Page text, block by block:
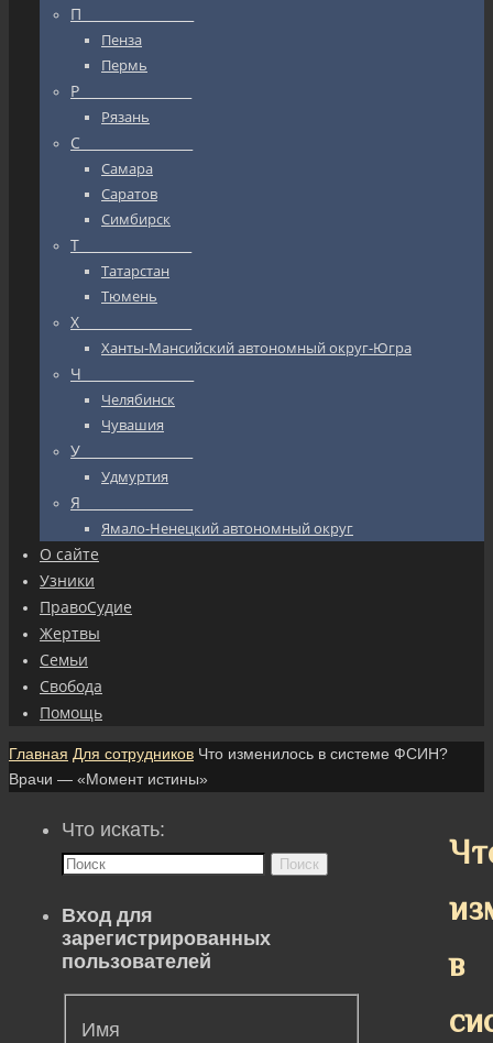
П_________________
Пенза
Пермь
Р_________________
Рязань
С_________________
Самара
Саратов
Симбирск
Т_________________
Татарстан
Тюмень
Х_________________
Ханты-Мансийский автономный округ-Югра
Ч_________________
Челябинск
Чувашия
У_________________
Удмуртия
Я_________________
Ямало-Ненецкий автономный округ
О сайте
Узники
ПравоСудие
Жертвы
Семьи
Свобода
Помощь
Главная Для сотрудников Что изменилось в системе ФСИН?
Врачи — «Момент истины»
в
Что искать:
Поиск
Вход для
зарегистрированных
пользователей
Имя